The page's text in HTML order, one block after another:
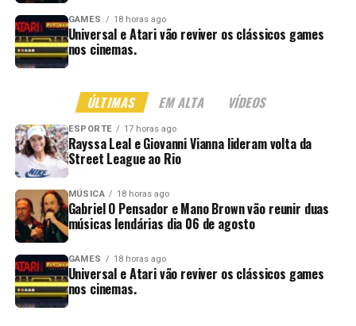
GAMES 18 horas ago
Universal e Atari vão reviver os clássicos games
nos cinemas.
ÚLTIMAS EM ALTA VÍDEOS
ESPORTE 17 horas ago
Rayssa Leal e Giovanni Vianna lideram volta da
Street League ao Rio
MÚSICA 18 horas ago
Gabriel O Pensador e Mano Brown vão reunir duas
músicas lendárias dia 06 de agosto
GAMES 18 horas ago
Universal e Atari vão reviver os clássicos games
nos cinemas.